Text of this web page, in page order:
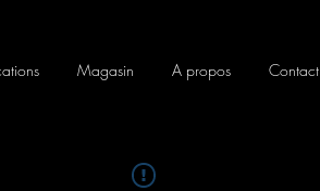
Magasin A propos Contact